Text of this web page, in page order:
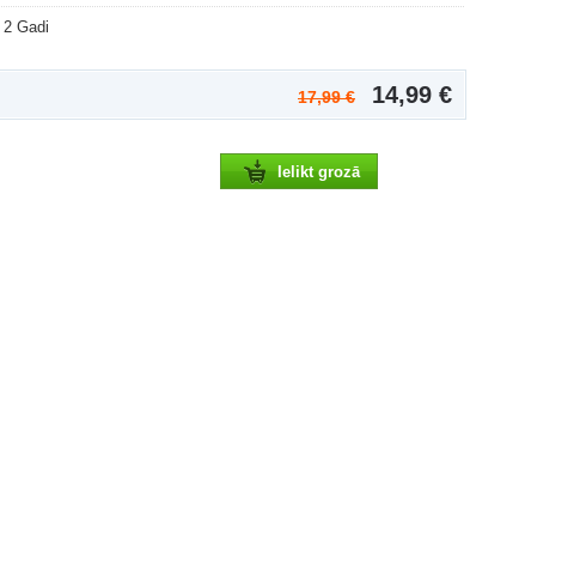
2 Gadi
17,99 € 14,99 €
Ielikt grozā